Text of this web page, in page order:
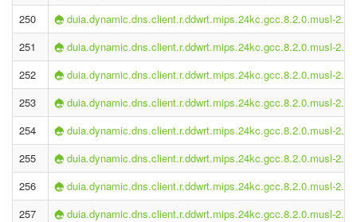
250
duia.dynamic.dns.client.r.ddwrt.mips.24kc.gcc.8.2.0.musl-
251
duia.dynamic.dns.client.r.ddwrt.mips.24kc.gcc.8.2.0.musl-
252
duia.dynamic.dns.client.r.ddwrt.mips.24kc.gcc.8.2.0.musl-
253
duia.dynamic.dns.client.r.ddwrt.mips.24kc.gcc.8.2.0.musl-
254
duia.dynamic.dns.client.r.ddwrt.mips.24kc.gcc.8.2.0.musl-
255
duia.dynamic.dns.client.r.ddwrt.mips.24kc.gcc.8.2.0.musl-
256
duia.dynamic.dns.client.r.ddwrt.mips.24kc.gcc.8.2.0.musl-
257
duia.dynamic.dns.client.r.ddwrt.mips.24kc.gcc.8.2.0.musl-